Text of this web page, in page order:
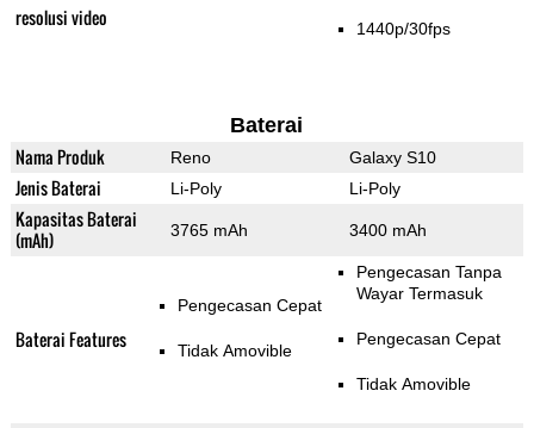
resolusi video 1440p/30fps
Baterai
Nama Produk Reno Galaxy S10
Jenis Baterai Li-Poly Li-Poly
Kapasitas Baterai
(mAh)
3765 mAh 3400 mAh
Baterai Features
Pengecasan Cepat
Tidak Amovible
Pengecasan Tanpa
Wayar Termasuk
Pengecasan Cepat
Tidak Amovible